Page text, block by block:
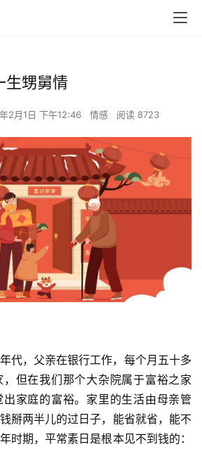
生甥舅情
2月1日 下午12:46 情感 阅读 8723
代，父亲在银行工作，每个月五十多
但在我们那个大杂院属于富裕之家
家庭的富裕。家里的生活由母亲管
掰两半儿的过日子，能省就省，能不
时期，平常素日是根本见不到钱的：